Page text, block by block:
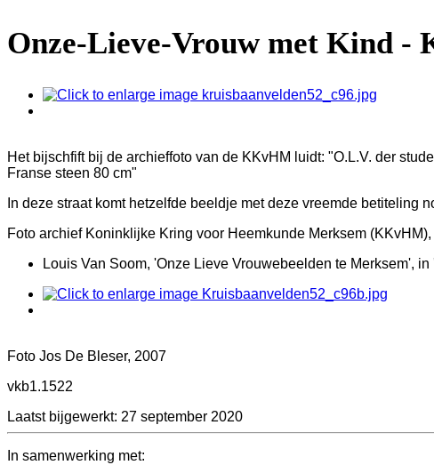
Onze-Lieve-Vrouw met Kind -
Het bijschfift bij de archieffoto van de KKvHM luidt: "O.L.V. der
Franse steen 80 cm"
In deze straat komt hetzelfde beeldje met deze vreemde betiteling
Foto archief Koninklijke Kring voor Heemkunde Merksem (KKvHM),
Louis Van Soom, 'Onze Lieve Vrouwebeelden te Merksem',
Foto Jos De Bleser, 2007
vkb1.1522
Laatst bijgewerkt: 27 september 2020
In samenwerking met: